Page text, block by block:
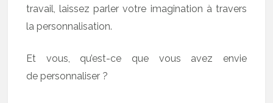
travail, laissez parler votre imagination à travers
la personnalisation.
Et vous, qu’est-ce que vous avez envie
de personnaliser ?